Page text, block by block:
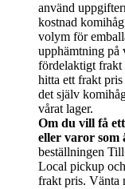
använd
kostnad
volym för
upphämtning på
fördelaktigt
hitta ett frakt
det själv
vårat lager.
Om du vill få
eller varor som
beställningen
Local pickup
frakt pris. Vänta